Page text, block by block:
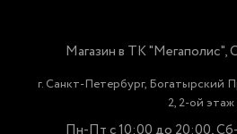
Магазин в ТК "Мегаполис",
г. Санкт-Петербург, Богатырский
2, 2-ой этаж